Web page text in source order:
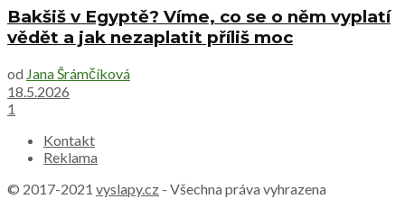
Bakšiš v Egyptě? Víme, co se o něm vyplatí
vědět a jak nezaplatit příliš moc
od Jana Šrámčíková
18.5.2026
1
Kontakt
Reklama
© 2017-2021 vyslapy.cz - Všechna práva vyhrazena